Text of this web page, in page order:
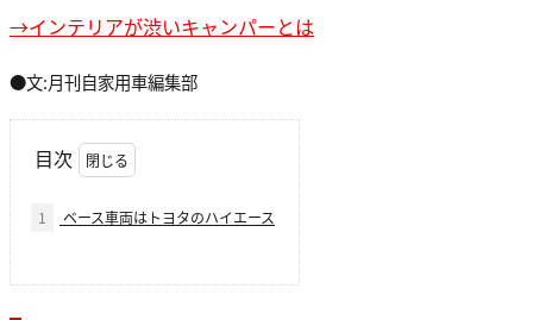
→インテリアが渋いキャンパーとは
●文:月刊自家用車編集部
目次
1 ベース車両はトヨタのハイエース